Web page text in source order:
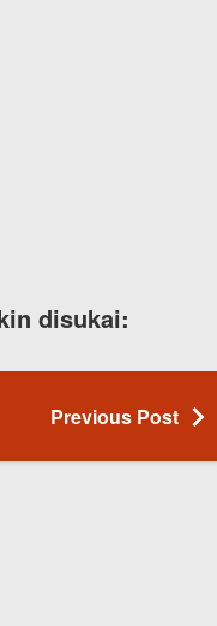
disukai:
Previous Post